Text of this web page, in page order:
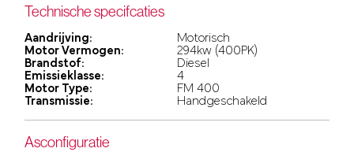
Technische specifcaties
Aandrijving:
Motorisch
Motor Vermogen:
294kw (400PK)
Brandstof:
Diesel
Emissieklasse:
4
Motor Type:
FM 400
Transmissie:
Handgeschakeld
Asconfiguratie